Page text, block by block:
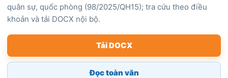
quân sự, quốc phòng (98/2025/QH15); tra cứu theo điều
khoản và tải DOCX nội bộ.
Tải DOCX
Đọc toàn văn